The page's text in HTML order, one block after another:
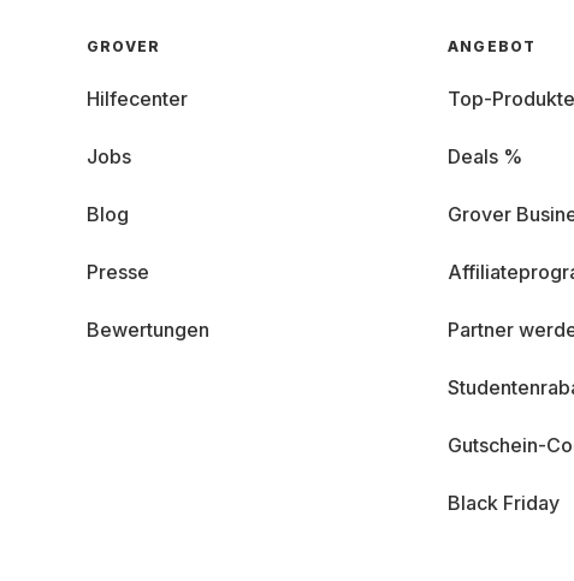
GROVER
Hilfecenter
Jobs
Blog
Presse
Bewertungen
ANGEBOT
Top-Produkte
Deals %
Grover
Partner
Gutschein-
Black Friday